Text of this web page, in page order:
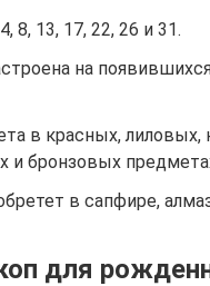
8, 13, 17, 22, 26 и 31.
на появившихся
в красных,
и бронзовых
в сапфире,
для